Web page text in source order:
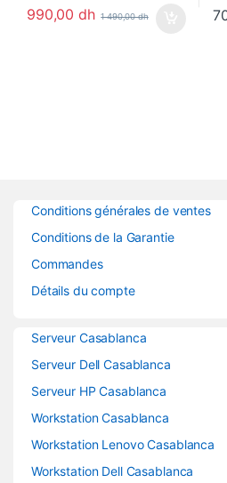
990,00dh 1 490,00dh
Conditions générales de ventes
Conditions de la Garantie
Commandes
Détails du compte
Serveur Casablanca
Serveur Dell Casablanca
Serveur HP Casablanca
Workstation Casablanca
Workstation Lenovo Casablanca
Workstation Dell Casablanca